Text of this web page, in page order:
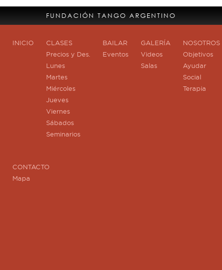
FUNDACIÓN TANGO ARGENTINO
INICIO
CLASES
Precios y Des.
Lunes
Martes
Miércoles
Jueves
Viernes
Sábados
Seminarios
BAILAR
Eventos
GALERÍA
Videos
Salas
NOSOTROS
Objetivos
Ayudar
Social
Terapia
CONTACTO
Mapa